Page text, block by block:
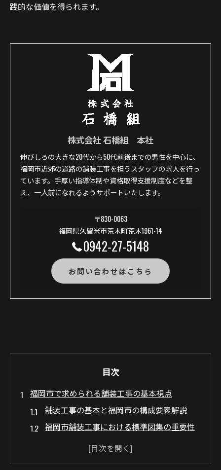
践的な価値を得られます。
株式会社 石橋組 本社
伸びしろの大きな20代から50代前後までの男性を中心に、
福岡市近郊の道路の舗装工事を担うスタッフの求人を行っ
ています。手厚い指導体制や資格取得支援制度などを整
え、一人前になれるようサポートいたします。
〒830-0063
福岡県久留米市荒木町荒木1961-14
0942-27-5148
お問い合わせはこちら
目次
福岡市で求められる舗装工事の基本視点
舗装工事の基本と福岡市の構成要素解説
福岡市舗装工事における標準図集の重要性
舗装工事実施時の注意点と品質管理の基本